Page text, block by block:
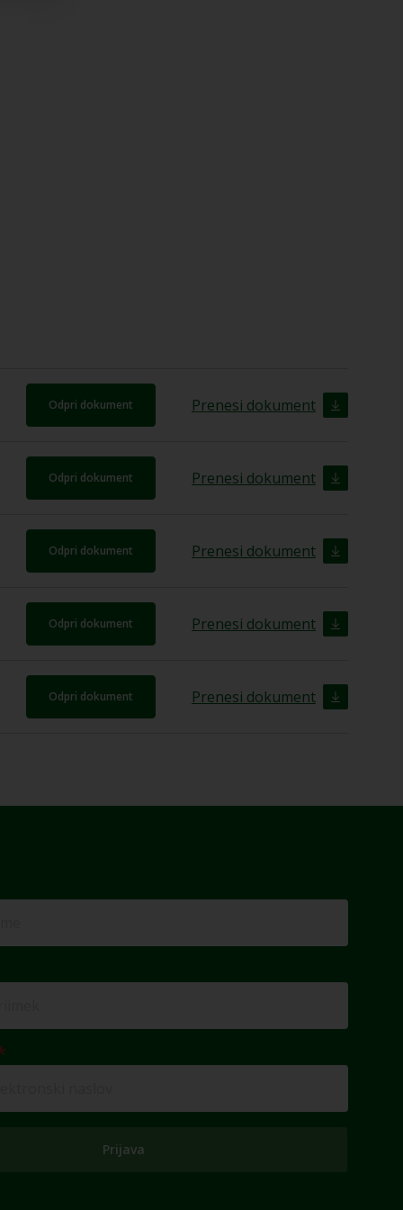
Odpri dokument Prenesi dokument
Odpri dokument Prenesi dokument
Odpri dokument Prenesi dokument
Odpri dokument Prenesi dokument
Odpri dokument Prenesi dokument
Prijava